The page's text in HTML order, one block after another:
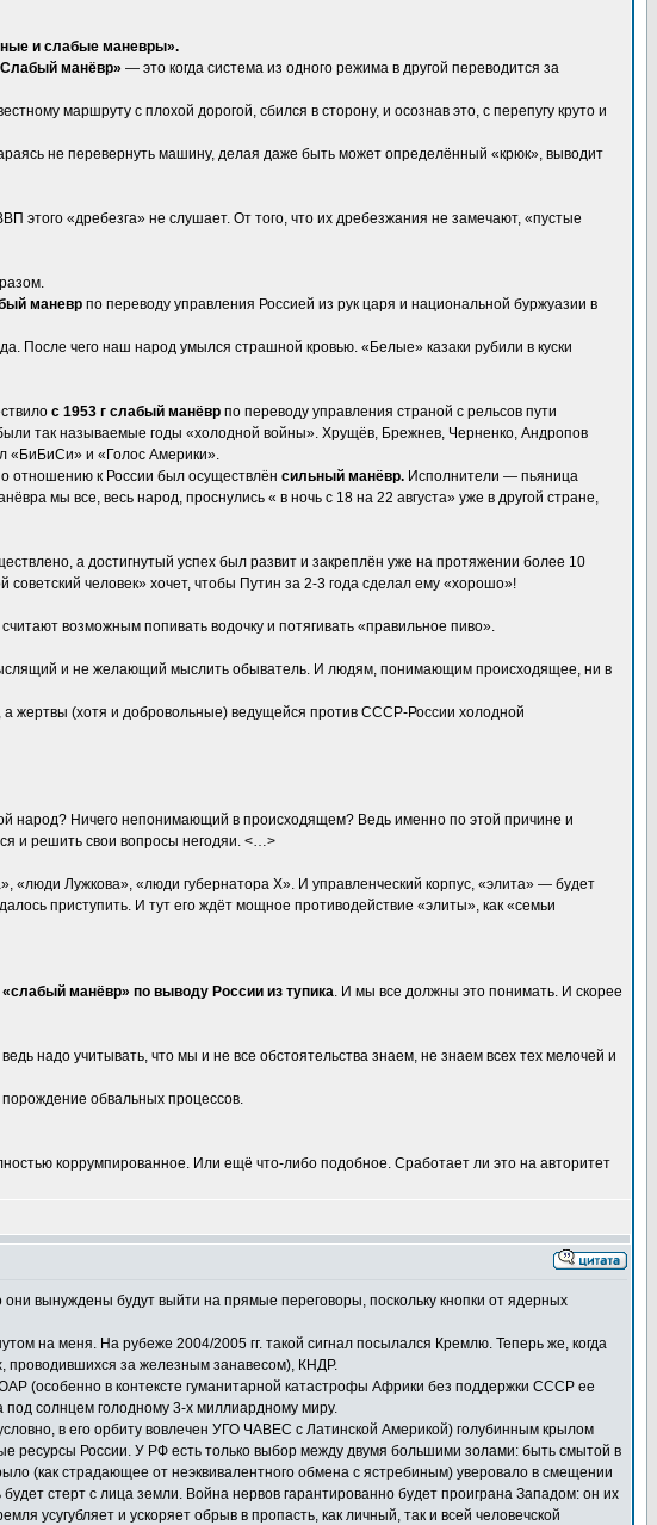
и слабые маневры».
манёвр» — это когда система из одного режима в другой переводится за
маршруту с плохой дорогой, сбился в сторону, и осознав это, с перепугу круто и
не перевернуть машину, делая даже быть может определённый «крюк», выводит
этого «дребезга» не слушает. От того, что их дребезжания не замечают, «пустые
маневр по переводу управления Россией из рук царя и национальной буржуазии в
После чего наш народ умылся страшной кровью. «Белые» казаки рубили в куски
с 1953 г слабый манёвр по переводу управления страной с рельсов пути
так называемые годы «холодной войны». Хрущёв, Брежнев, Черненко, Андропов
«БиБиСи» и «Голос Америки».
отношению к России был осуществлён сильный манёвр. Исполнители — пьяница
мы все, весь народ, проснулись « в ночь с 18 на 22 августа» уже в другой стране,
а достигнутый успех был развит и закреплён уже на протяжении более 10
человек» хочет, чтобы Путин за 2-3 года сделал ему «хорошо»!
возможным попивать водочку и потягивать «правильное пиво».
и не желающий мыслить обыватель. И людям, понимающим происходящее, ни в
жертвы (хотя и добровольные) ведущейся против СССР-России холодной
народ? Ничего непонимающий в происходящем? Ведь именно по этой причине и
и решить свои вопросы негодяи. <…>
Лужкова», «люди губернатора Х». И управленческий корпус, «элита» — будет
приступить. И тут его ждёт мощное противодействие «элиты», как «семьи
манёвр» по выводу России из тупика. И мы все должны это понимать. И скорее
надо учитывать, что мы и не все обстоятельства знаем, не знаем всех тех мелочей и
порождение обвальных процессов.
коррумпированное. Или ещё что-либо подобное. Сработает ли это на авторитет
вынуждены будут выйти на прямые переговоры, поскольку кнопки от ядерных
на меня. На рубеже 2004/2005 гг. такой сигнал посылался Кремлю. Теперь же, когда
проводившихся за железным занавесом), КНДР.
(особенно в контексте гуманитарной катастрофы Африки без поддержки СССР ее
под солнцем голодному 3-х миллиардному миру.
в его орбиту вовлечен УГО ЧАВЕС с Латинской Америкой) голубинным крылом
ресурсы России. У РФ есть только выбор между двумя большими золами: быть смытой в
(как страдающее от неэквивалентного обмена с ястребиным) уверовало в смещении
стерт с лица земли. Война нервов гарантированно будет проиграна Западом: он их
усугубляет и ускоряет обрыв в пропасть, как личный, так и всей человечской